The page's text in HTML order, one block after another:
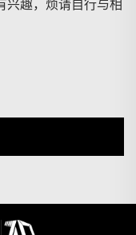
兴趣，烦请自行与相